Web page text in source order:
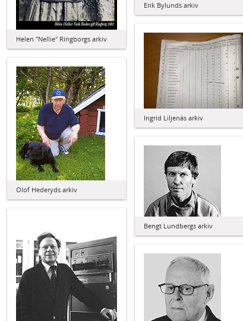
Helen "Nellie" Ringborgs arkiv
Erik Bylunds arkiv
Ingrid Liljenäs arkiv
Olof Hederyds arkiv
Bengt Lundbergs arkiv